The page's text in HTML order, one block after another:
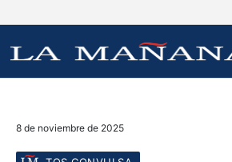
8 de noviembre de 2025